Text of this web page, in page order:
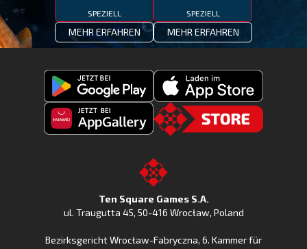
SPEZIELL
MEHR ERFAHREN
SPEZIELL
MEHR ERFAHREN
Fishing
Clash
Laden
Fishing
im
Apple
Store
Huawei
Gallery
to
the
Ten Square Games S.A.
ul. Traugutta 45, 50-416 Wrocław, Poland
Bezirksgericht Wrocław-Fabryczna, 6. Kammer für